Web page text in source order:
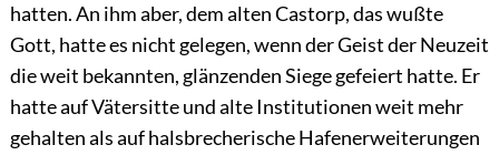
hatten. An ihm aber, dem alten Castorp, das wußte
Gott, hatte es nicht gelegen, wenn der Geist der Neuzeit
die weit bekannten, glänzenden Siege gefeiert hatte. Er
hatte auf Vätersitte und alte Institutionen weit mehr
gehalten als auf halsbrecherische Hafenerweiterungen